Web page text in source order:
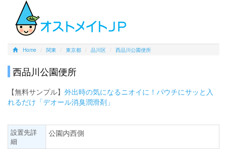
Home 関東 東京都 品川区 西品川公園便所
西品川公園便所
【無料サンプル】 外出時の気になるニオイに！パウチにサッと入
れるだけ「デオール消臭潤滑剤」
設置先詳
細
公園内西側